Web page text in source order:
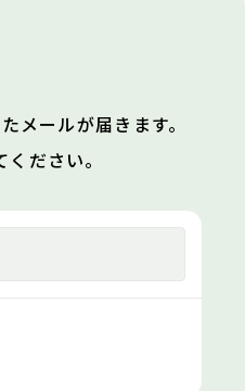
メールが届きます。
ださい。